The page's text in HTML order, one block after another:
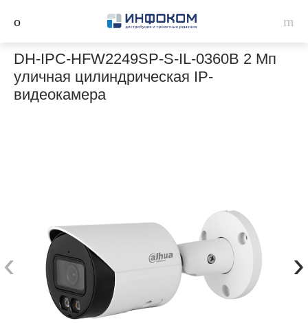
DH-IPC-HFW2249SP-S-IL-0360B 2 Мп
уличная цилиндрическая IP-
видеокамера
‹ ›